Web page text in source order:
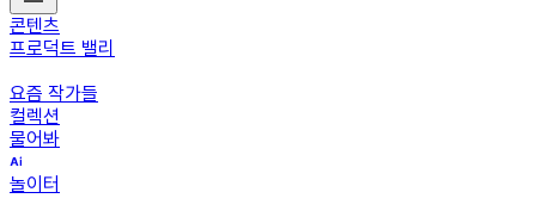
콘텐츠
프로덕트 밸리
요즘 작가들
컬렉션
물어봐
놀이터